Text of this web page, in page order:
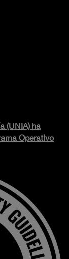
(UNIA) ha
Operativo